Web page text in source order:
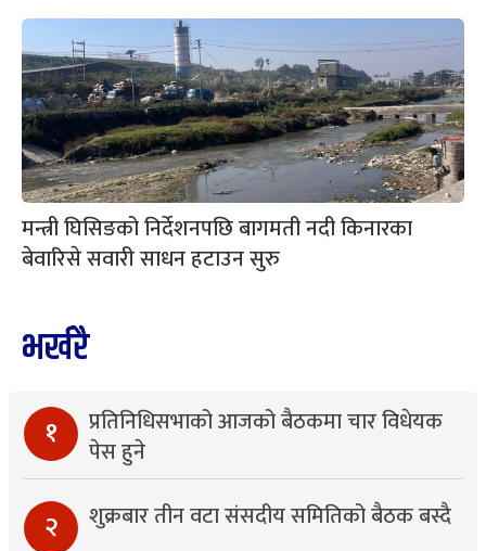
मन्त्री घिसिङको निर्देशनपछि बागमती नदी किनारका
बेवारिसे सवारी साधन हटाउन सुरु
भर्खरै
१
प्रतिनिधिसभाको आजको बैठकमा चार विधेयक
पेस हुने
२ शुक्रबार तीन वटा संसदीय समितिको बैठक बस्दै